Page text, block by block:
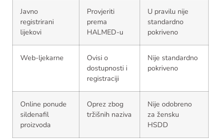
Javno
registrirani
lijekovi
Provjeriti
prema
HALMED-u
U pravilu nije
standardno
pokriveno
Web-ljekarne
Ovisi o
dostupnosti i
registraciji
Nije standardno
pokriveno
Online ponude
sildenafil
proizvoda
Oprez zbog
tržišnih naziva
Nije odobreno
za žensku
HSDD